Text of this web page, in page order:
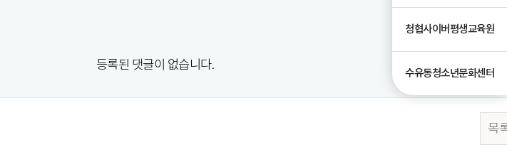
청협사이버평생교육원
수유동청소년문화센터
등록된 댓글이 없습니다.
목